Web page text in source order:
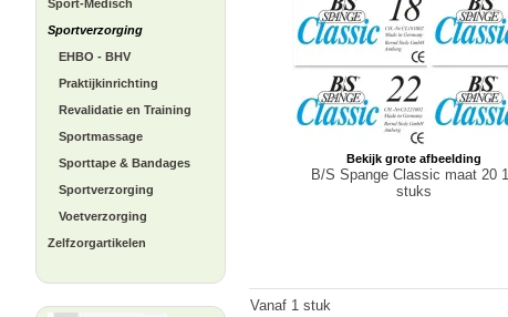
Sport-Medisch
Sportverzorging
EHBO - BHV
Praktijkinrichting
Revalidatie en Training
Sportmassage
Sporttape & Bandages
Sportverzorging
Voetverzorging
Zelfzorgartikelen
Bekijk grote afbeelding
B/S Spange Classic maat 20
stuks
Vanaf 1 stuk